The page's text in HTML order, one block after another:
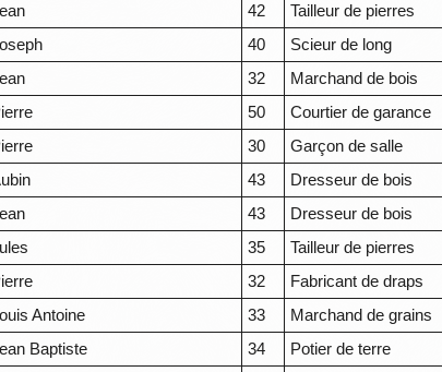
42 Tailleur de pierres
40 Scieur de long
32 Marchand de bois
50 Courtier de garance
30 Garçon de salle
43 Dresseur de bois
43 Dresseur de bois
35 Tailleur de pierres
32 Fabricant de draps
Antoine 33 Marchand de grains
Baptiste 34 Potier de terre